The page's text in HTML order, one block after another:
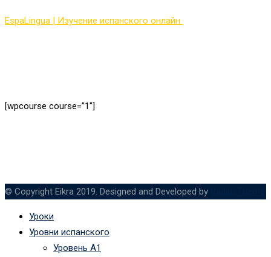
EspaLingua | Изучение испанского онлайн
[wpcourse course=”1″]
© Copyright Eikra 2019. Designed and Developed by
Уроки
Уровни испанского
Уровень А1